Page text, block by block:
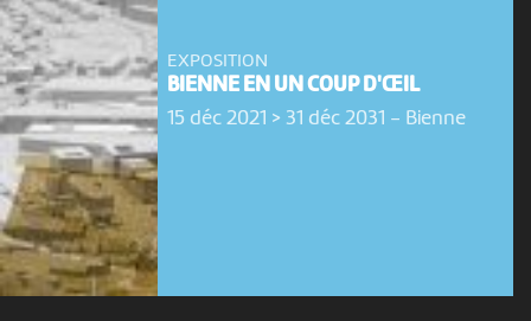
EXPOSITION
BIENNE EN UN COUP D'ŒIL
15 déc 2021 > 31 déc 2031 - Bienne